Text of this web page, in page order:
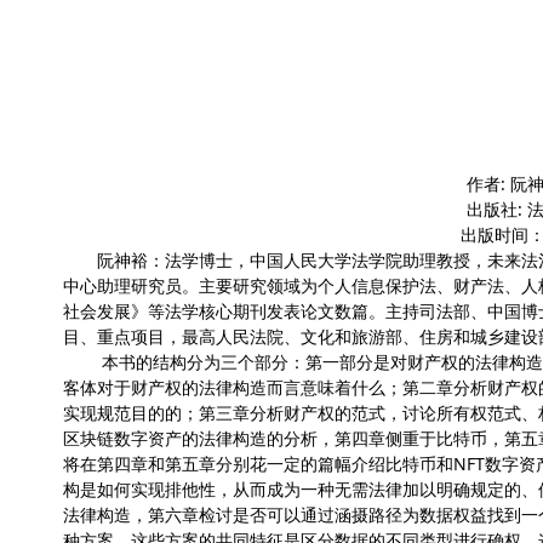
作者: 阮
出版社: 法
出版时间：
阮神裕：法学博士，中国人民大学法学院助理教授，未来法
中心助理研究员。主要研究领域为个人信息保护法、财产法、
社会发展》等法学核心期刊发表论文数篇。主持司法部、中国
目、重点项目，最高人民法院、文化和旅游部、住房和城乡建
本书的结构分为三个部分：第一部分是对财产权的法律构
客体对于财产权的法律构造而言意味着什么；第二章分析财产
实现规范目的的；第三章分析财产权的范式，讨论所有权范式
区块链数字资产的法律构造的分析，第四章侧重于比特币，第
将在第四章和第五章分别花一定的篇幅介绍比特币和NFT数字
构是如何实现排他性，从而成为一种无需法律加以明确规定的
法律构造，第六章检讨是否可以通过涵摄路径为数据权益找到